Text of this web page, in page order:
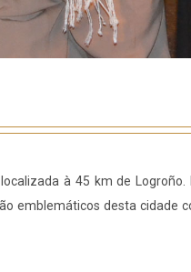
à 45 km de
emblemáticos desta cidade